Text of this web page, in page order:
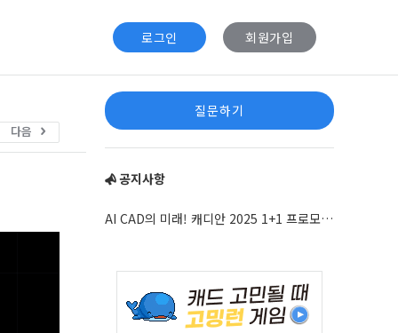
로그인 회원가입
다음
Sidebar
질문하기
공지사항
AI CAD의 미래! 캐디안 2025 1+1 프로모션 안내
234x60